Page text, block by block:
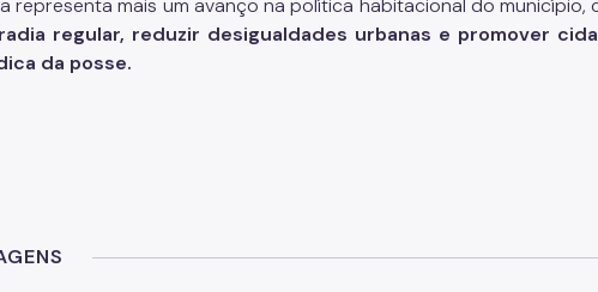
representa mais um avanço na política habitacional do município,
regular, reduzir desigualdades urbanas e promover
da posse.